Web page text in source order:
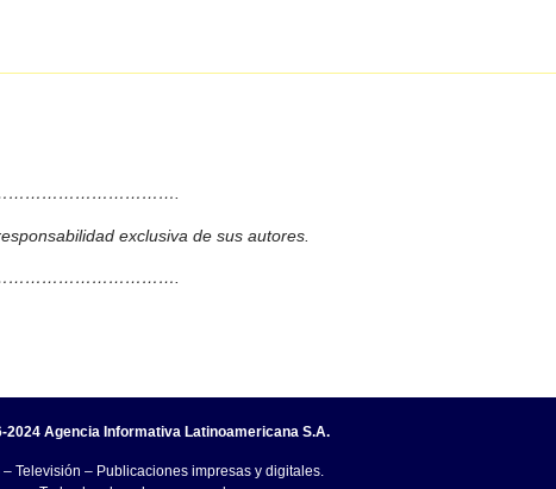
exclusiva de sus autores.
2024 Agencia Informativa Latinoamericana S.A.
– Televisión – Publicaciones impresas y digitales.